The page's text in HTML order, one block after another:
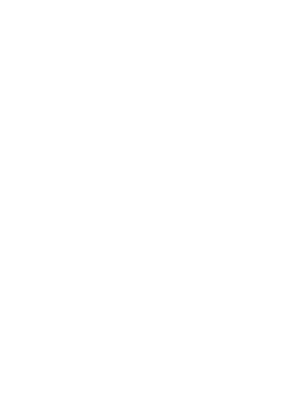
of Electricity and Energy
could not have a chance to
government to prevent corona virus
people from you. There are doctors
happens to our world, each
and every nation around the world
の貧しい人々が仕事に行くことが
医師のためにホテルを滞在先とし
の流行が続いているため、ミャン
いるルールを守っていただきたい
クの高い人たちを守ることができ
る医師や看護師がいます。私たち
には、COVID-19以外にも多くの
せん。